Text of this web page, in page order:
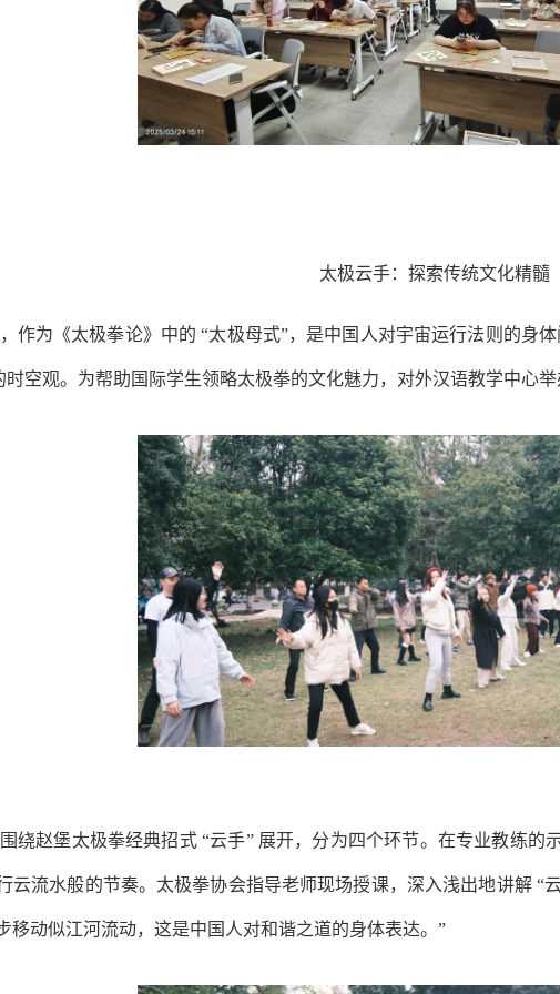
太极云手：探索传统文化精髓
作为《太极拳论》中的 “太极母式”，是中国人对宇宙运行法则的身
时空观。为帮助国际学生领略太极拳的文化魅力，对外汉语教学中心举
绕赵堡太极拳经典招式 “云手” 展开，分为四个环节。在专业教练的
云流水般的节奏。太极拳协会指导老师现场授课，深入浅出地讲解 “
移动似江河流动，这是中国人对和谐之道的身体表达。”